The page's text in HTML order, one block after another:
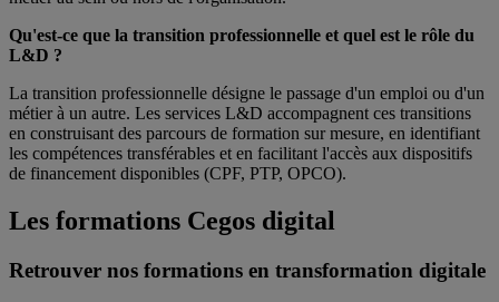
Qu'est-ce que la transition professionnelle et quel est le rôle du
L&D ?
La transition professionnelle désigne le passage d'un emploi ou d'un
métier à un autre. Les services L&D accompagnent ces transitions
en construisant des parcours de formation sur mesure, en identifiant
les compétences transférables et en facilitant l'accès aux dispositifs
de financement disponibles (CPF, PTP, OPCO).
Les formations Cegos digital
Retrouver nos formations en transformation digitale